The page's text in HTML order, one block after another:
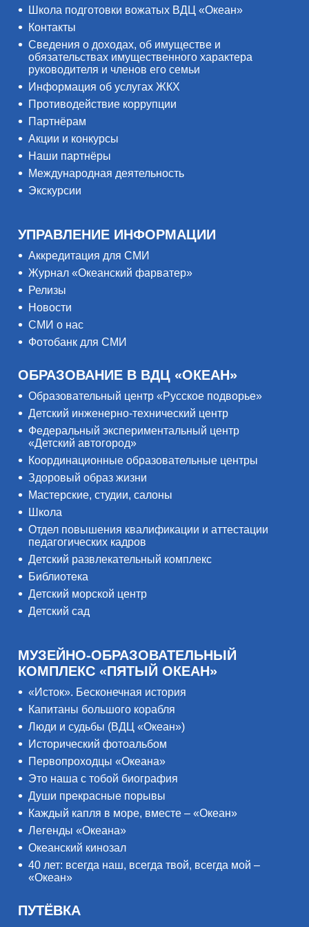
Школа подготовки вожатых ВДЦ «Океан»
Контакты
Сведения о доходах, об имуществе и
обязательствах имущественного характера
руководителя и членов его семьи
Информация об услугах ЖКХ
Противодействие коррупции
Партнёрам
Акции и конкурсы
Наши партнёры
Международная деятельность
Экскурсии
УПРАВЛЕНИЕ ИНФОРМАЦИИ
Аккредитация для СМИ
Журнал «Океанский фарватер»
Релизы
Новости
СМИ о нас
Фотобанк для СМИ
ОБРАЗОВАНИЕ В ВДЦ «ОКЕАН»
Образовательный центр «Русское подворье»
Детский инженерно-технический центр
Федеральный экспериментальный центр
«Детский автогород»
Координационные образовательные центры
Здоровый образ жизни
Мастерские, студии, салоны
Школа
Отдел повышения квалификации и аттестации
педагогических кадров
Детский развлекательный комплекс
Библиотека
Детский морской центр
Детский сад
МУЗЕЙНО-ОБРАЗОВАТЕЛЬНЫЙ
КОМПЛЕКС «ПЯТЫЙ ОКЕАН»
«Исток». Бесконечная история
Капитаны большого корабля
Люди и судьбы (ВДЦ «Океан»)
Исторический фотоальбом
Первопроходцы «Океана»
Это наша с тобой биография
Души прекрасные порывы
Каждый капля в море, вместе – «Океан»
Легенды «Океана»
Океанский кинозал
40 лет: всегда наш, всегда твой, всегда мой –
«Океан»
ПУТЁВКА